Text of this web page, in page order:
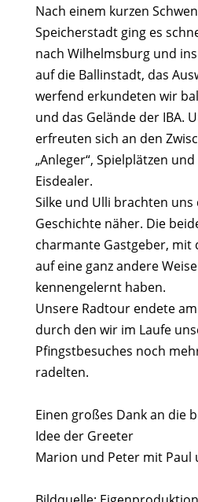
Nach einem kurzen
Speicherstadt ging es
nach Wilhelmsburg und
auf die Ballinstadt, das
werfend erkundeten wir
und das Gelände der IBA.
erfreuten sich an den
„Anleger“, Spielplätzen
Eisdealer.
Silke und Ulli brachten
Geschichte näher. Die
charmante Gastgeber, mit
auf eine ganz andere
kennengelernt haben.
Unsere Radtour endete
durch den wir im Laufe
Pfingstbesuches noch
radelten.
Einen großes Dank an die
Idee der Greeter
Marion und Peter mit Paul